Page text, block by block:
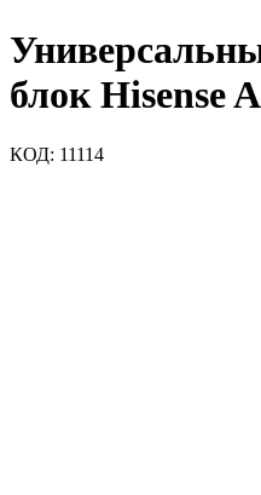
блок Hisense
КОД: 11114